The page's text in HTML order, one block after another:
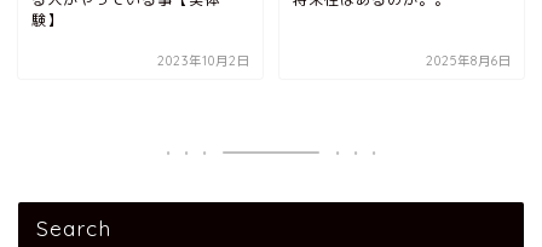
験】
2023年10月2日 2025年8月6日
Search